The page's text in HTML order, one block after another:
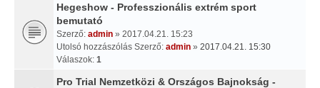
Hegeshow - Professzionális extrém sport
bemutató
Szerző: admin » 2017.04.21. 15:23
Utolsó hozzászólás Szerző: admin » 2017.04.21. 15:30
Válaszok: 1
Pro Trial Nemzetközi & Országos Bajnokság -